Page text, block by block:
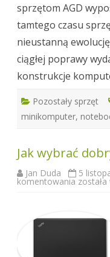
sprzętom AGD
tamtego czasu
nieustanną
ciągłej poprawy
konstrukcje
Pozostały sprzęt
minikomputer,
Jak wybrać
Jan Duda 5
komentowania Jak
została